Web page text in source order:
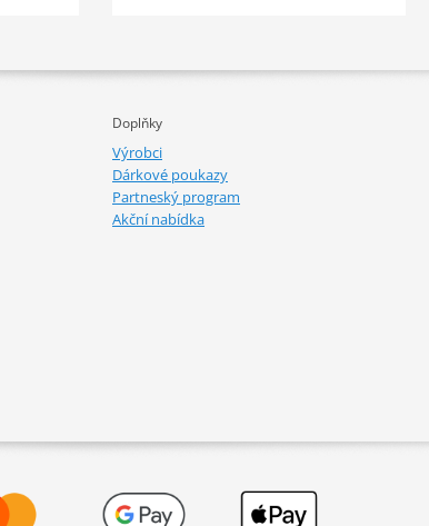
Doplňky
Výrobci
Dárkové poukazy
Partneský program
Akční nabídka